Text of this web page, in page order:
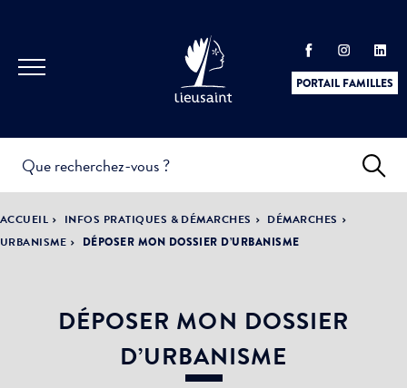
PORTAIL FAMILLES
PRATIQUES &
DÉMARCHES
ACTUALITÉS &
ÉVÈNEMENTS
LA VILLE
DÉMOCRATIE
PARTICIPATIVE
ACCUEIL INFOS PRATIQUES & DÉMARCHES
DÉMARCHES
URBANISME
DÉPOSER MON DOSSIER D’URBANISME
DÉPOSER MON DOSSIER
D’URBANISME